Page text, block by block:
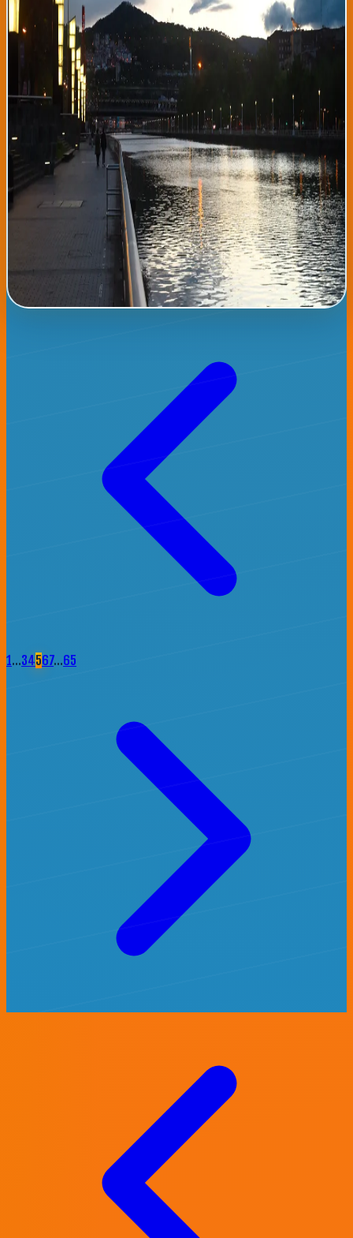
actividades al aire libre. Los especialistas recomiendan
aprovechar la mañana para cualquier plan exterior,
especialmente en playas o zonas de montaña. Para quienes se
desplacen en vehículo, es importante tener las luces de cruce
encendidas durante las horas de lluvia y mantener una distancia
mayor con los demás coches. Los servicios de limpieza de Bilbao y
Donostia están preparados para actuar rápidamente ante
cualquier acumulación de agua en calles y avenidas principales.
La noche será más despejada, con temperaturas que
descenderán progresivamente a partir de las 22:00 horas. Los
meteorólogos indican que esta patrón de lluvia tardía es típico
del mes de agosto en el País Vasco, cuando los frentes atlánticos
traen humedad desde el océano. Para mañana jueves, se esperan
condiciones similares pero con menor probabilidad de
precipitaciones. Es un buen momento para disfrutar del clima
nordestañol, siempre teniendo en cuenta estas pequeñas
molestias meteorológicas propias de la estación.
Leer noticia completa →
1…34567…65